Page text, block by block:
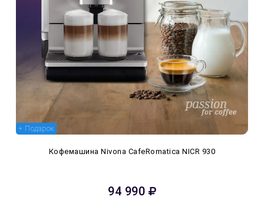
+ Подарок
Кофемашина Nivona CafeRomatica NICR 930
94 990